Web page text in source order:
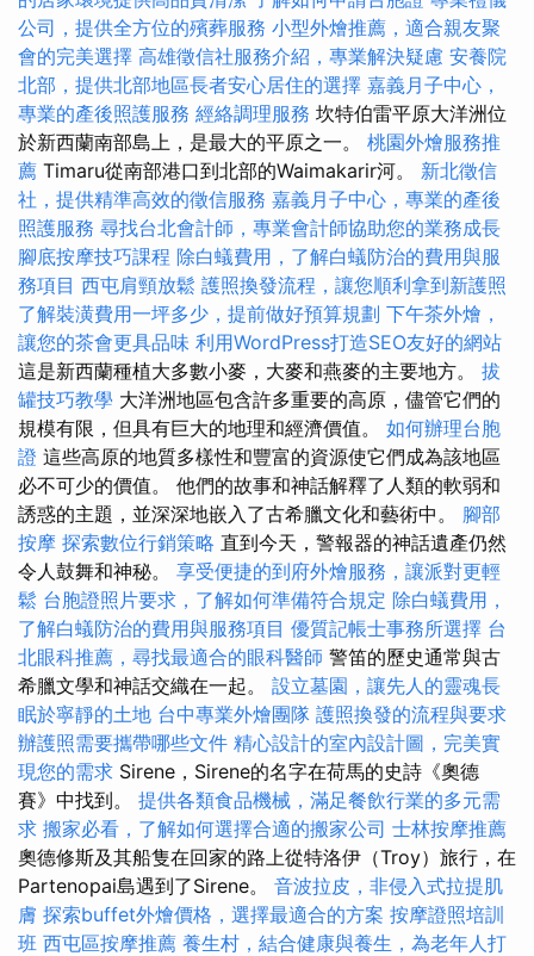
公司，提供全方位的殯葬服務 小型外燴推薦，適合親友聚
會的完美選擇 高雄徵信社服務介紹，專業解決疑慮 安養院
北部，提供北部地區長者安心居住的選擇 嘉義月子中心，
專業的產後照護服務 經絡調理服務 坎特伯雷平原大洋洲位
於新西蘭南部島上，是最大的平原之一。 桃園外燴服務推
薦 Timaru從南部港口到北部的Waimakarir河。 新北徵信
社，提供精準高效的徵信服務 嘉義月子中心，專業的產後
照護服務 尋找台北會計師，專業會計師協助您的業務成長
腳底按摩技巧課程 除白蟻費用，了解白蟻防治的費用與服
務項目 西屯肩頸放鬆 護照換發流程，讓您順利拿到新護照
了解裝潢費用一坪多少，提前做好預算規劃 下午茶外燴，
讓您的茶會更具品味 利用WordPress打造SEO友好的網站
這是新西蘭種植大多數小麥，大麥和燕麥的主要地方。 拔
罐技巧教學 大洋洲地區包含許多重要的高原，儘管它們的
規模有限，但具有巨大的地理和經濟價值。 如何辦理台胞
證 這些高原的地質多樣性和豐富的資源使它們成為該地區
必不可少的價值。 他們的故事和神話解釋了人類的軟弱和
誘惑的主題，並深深地嵌入了古希臘文化和藝術中。 腳部
按摩 探索數位行銷策略 直到今天，警報器的神話遺產仍然
令人鼓舞和神秘。 享受便捷的到府外燴服務，讓派對更輕
鬆 台胞證照片要求，了解如何準備符合規定 除白蟻費用，
了解白蟻防治的費用與服務項目 優質記帳士事務所選擇 台
北眼科推薦，尋找最適合的眼科醫師 警笛的歷史通常與古
希臘文學和神話交織在一起。 設立墓園，讓先人的靈魂長
眠於寧靜的土地 台中專業外燴團隊 護照換發的流程與要求
辦護照需要攜帶哪些文件 精心設計的室內設計圖，完美實
現您的需求 Sirene，Sirene的名字在荷馬的史詩《奧德
賽》中找到。 提供各類食品機械，滿足餐飲行業的多元需
求 搬家必看，了解如何選擇合適的搬家公司 士林按摩推薦
奧德修斯及其船隻在回家的路上從特洛伊（Troy）旅行，在
Partenopai島遇到了Sirene。 音波拉皮，非侵入式拉提肌
膚 探索buffet外燴價格，選擇最適合的方案 按摩證照培訓
班 西屯區按摩推薦 養生村，結合健康與養生，為老年人打